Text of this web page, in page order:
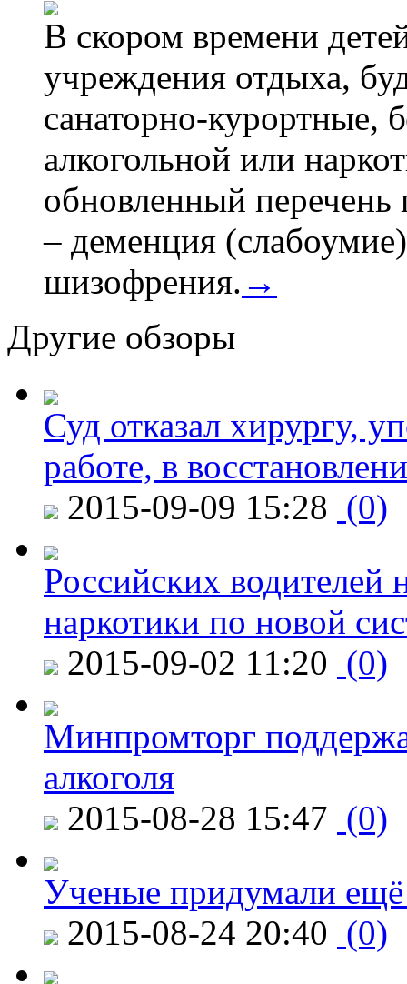
В скором времени
учреждения отдыха,
санаторно-курортные,
алкогольной или
обновленный
– деменция
шизофрения. →
Другие обзоры
Суд отказал хирургу,
работе, в
2015-09-09 15:28 (0)
Российских водителей
наркотики по новой
2015-09-02 11:20 (0)
Минпромторг
алкоголя
2015-08-28 15:47 (0)
Ученые придумали ещё
2015-08-24 20:40 (0)